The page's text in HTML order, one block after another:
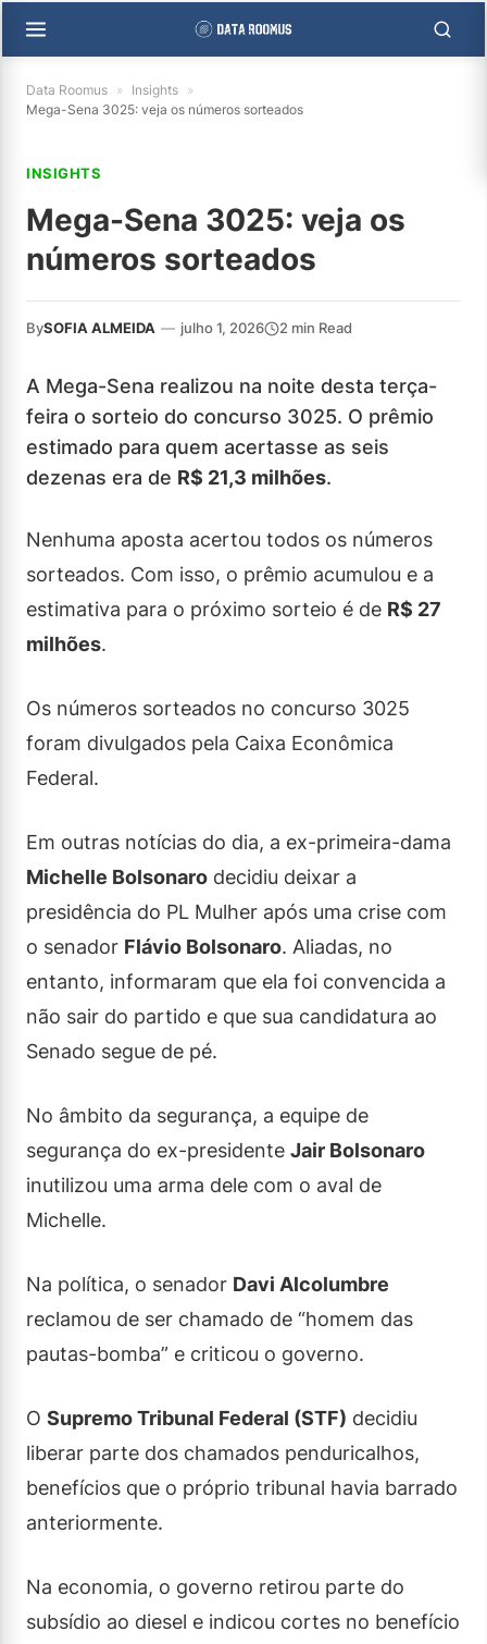
Data Roomus » Insights »
Mega-Sena 3025: veja os números sorteados
INSIGHTS
Mega-Sena 3025: veja os
números sorteados
BySOFIA ALMEIDA — julho 1, 2026 2 min Read
A Mega-Sena realizou na noite desta terça-
feira o sorteio do concurso 3025. O prêmio
estimado para quem acertasse as seis
dezenas era de R$ 21,3 milhões.
Nenhuma aposta acertou todos os números
sorteados. Com isso, o prêmio acumulou e a
estimativa para o próximo sorteio é de R$ 27
milhões.
Os números sorteados no concurso 3025
foram divulgados pela Caixa Econômica
Federal.
Em outras notícias do dia, a ex-primeira-dama
Michelle Bolsonaro decidiu deixar a
presidência do PL Mulher após uma crise com
o senador Flávio Bolsonaro. Aliadas, no
entanto, informaram que ela foi convencida a
não sair do partido e que sua candidatura ao
Senado segue de pé.
No âmbito da segurança, a equipe de
segurança do ex-presidente Jair Bolsonaro
inutilizou uma arma dele com o aval de
Michelle.
Na política, o senador Davi Alcolumbre
reclamou de ser chamado de “homem das
pautas-bomba” e criticou o governo.
O Supremo Tribunal Federal (STF) decidiu
liberar parte dos chamados penduricalhos,
benefícios que o próprio tribunal havia barrado
anteriormente.
Na economia, o governo retirou parte do
subsídio ao diesel e indicou cortes no benefício